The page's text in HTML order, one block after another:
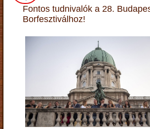
Fontos tudnivalók a 28.
Borfesztiválhoz!